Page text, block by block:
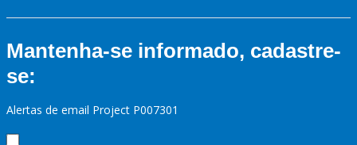
Mantenha-se informado, cadastre-
se:
Alertas de email Project P007301